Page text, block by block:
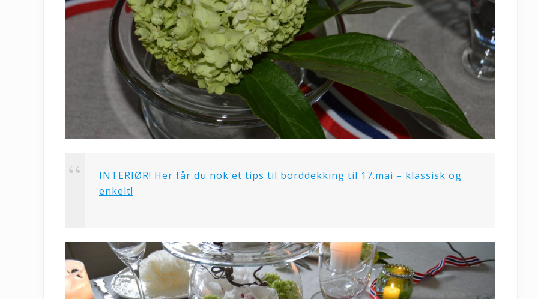
INTERIØR! Her får du nok et tips til borddekking til 17.mai – klassisk og
enkelt!